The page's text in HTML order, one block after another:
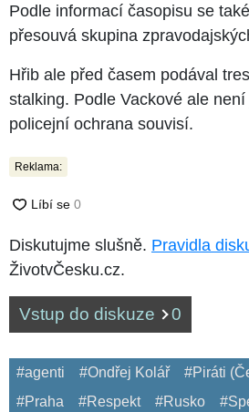
Podle informací časopisu se
přesouvá skupina
Hřib ale před časem podával
stalking. Podle Vackové ale
policejní ochrana souvisí.
Reklama:
Diskutujme slušně. Pravidla
ŽivotvČesku.cz.
Vstup do diskuze 0
#agenti #Ondřej Kolář
#Piráti
#Praha
#Respekt #Rusko